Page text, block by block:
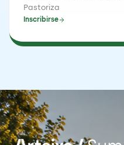
Pastoriza
Inscribirse